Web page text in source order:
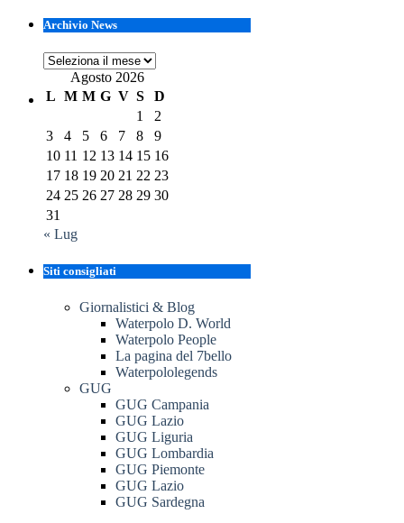
Archivio News
Archivio
NewsAgosto 2026
L M M G V S
D
1
2
3
4 5 6 7 8
9
10 11 12 13 14 15 16
17 18 19 20 21 22 23
24 25 26 27 28 29 30
31
« Lug
Siti consigliati
Giornalistici & Blog
Waterpolo D. World
Waterpolo People
La pagina del 7bello
Waterpololegends
GUG
GUG Campania
GUG Lazio
GUG Liguria
GUG Lombardia
GUG Piemonte
GUG Lazio
GUG Sardegna